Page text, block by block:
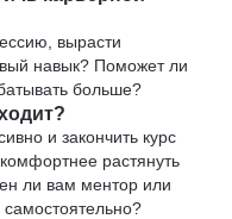
вырасти
навык? Поможет ли
больше?
и закончить курс
растянуть
ли вам ментор или
самостоятельно?